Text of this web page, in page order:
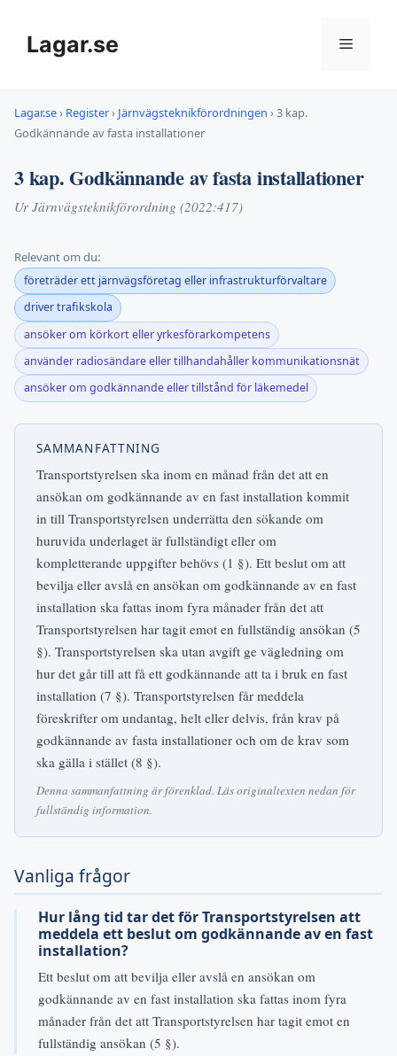
innehållLagar.se Meny
Lagar.se› Register› Järnvägsteknikförordningen ›3 kap.
Godkännande av fasta installationer
3 kap. Godkännande av fasta installationer
Ur Järnvägsteknikförordning (2022:417)
Relevant om du:
företräder ett järnvägsföretag eller infrastrukturförvaltare
driver trafikskola
ansöker om körkort eller yrkesförarkompetens
använder radiosändare eller tillhandahåller kommunikationsnät
ansöker om godkännande eller tillstånd för läkemedel
SAMMANFATTNING
Transportstyrelsen ska inom en månad från det att en
ansökan om godkännande av en fast installation kommit
in till Transportstyrelsen underrätta den sökande om
huruvida underlaget är fullständigt eller om
kompletterande uppgifter behövs (1 §). Ett beslut om att
bevilja eller avslå en ansökan om godkännande av en fast
installation ska fattas inom fyra månader från det att
Transportstyrelsen har tagit emot en fullständig ansökan (5
§). Transportstyrelsen ska utan avgift ge vägledning om
hur det går till att få ett godkännande att ta i bruk en fast
installation (7 §). Transportstyrelsen får meddela
föreskrifter om undantag, helt eller delvis, från krav på
godkännande av fasta installationer och om de krav som
ska gälla i stället (8 §).
Denna sammanfattning är förenklad. Läs originaltexten nedan för
fullständig information.
Vanliga frågor
Hur lång tid tar det för Transportstyrelsen att
meddela ett beslut om godkännande av en fast
installation?
Ett beslut om att bevilja eller avslå en ansökan om
godkännande av en fast installation ska fattas inom fyra
månader från det att Transportstyrelsen har tagit emot en
fullständig ansökan (5 §).